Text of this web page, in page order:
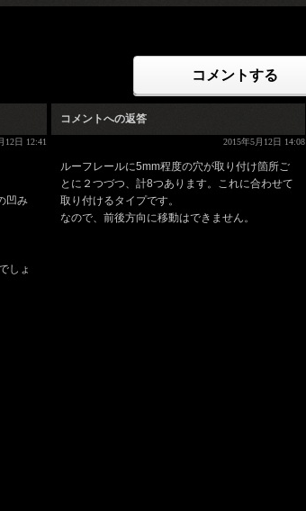
コメントする
12日 12:41
凹み
しょ
コメントへの返答
2015年5月12日 14:08
ルーフレールに5mm程度の穴が取り付け箇所ご
とに２つづつ、計8つあります。これに合わせて
取り付けるタイプです。
なので、前後方向に移動はできません。